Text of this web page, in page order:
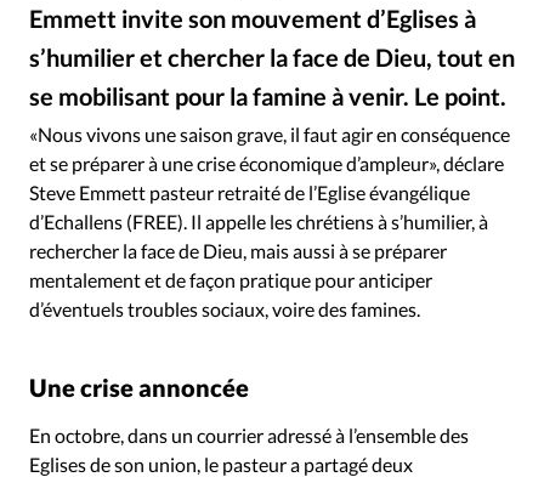
Devise: CHF
RUBRIQUES
Actualité internationale
Chronique
Culture
Dossier
Eglises Foi Génération réveil
Monde
Opinions
Publireportage
Relations Aujourd'hui
Société
Tour du monde des Eglises
Trait d'Ixène
Vécu
Vie Intérieure
Emmett invite son mouvement d’Eglises à
s’humilier et chercher la face de Dieu, tout en
se mobilisant pour la famine à venir. Le point.
©iStock
«Nous vivons une saison grave, il faut agir en conséquence
et se préparer à une crise économique d’ampleur», déclare
Steve Emmett pasteur retraité de l’Eglise évangélique
d’Echallens (FREE). Il appelle les chrétiens à s’humilier, à
rechercher la face de Dieu, mais aussi à se préparer
mentalement et de façon pratique pour anticiper
d’éventuels troubles sociaux, voire des famines.
Une crise annoncée
En octobre, dans un courrier adressé à l’ensemble des
Eglises de son union, le pasteur a partagé deux